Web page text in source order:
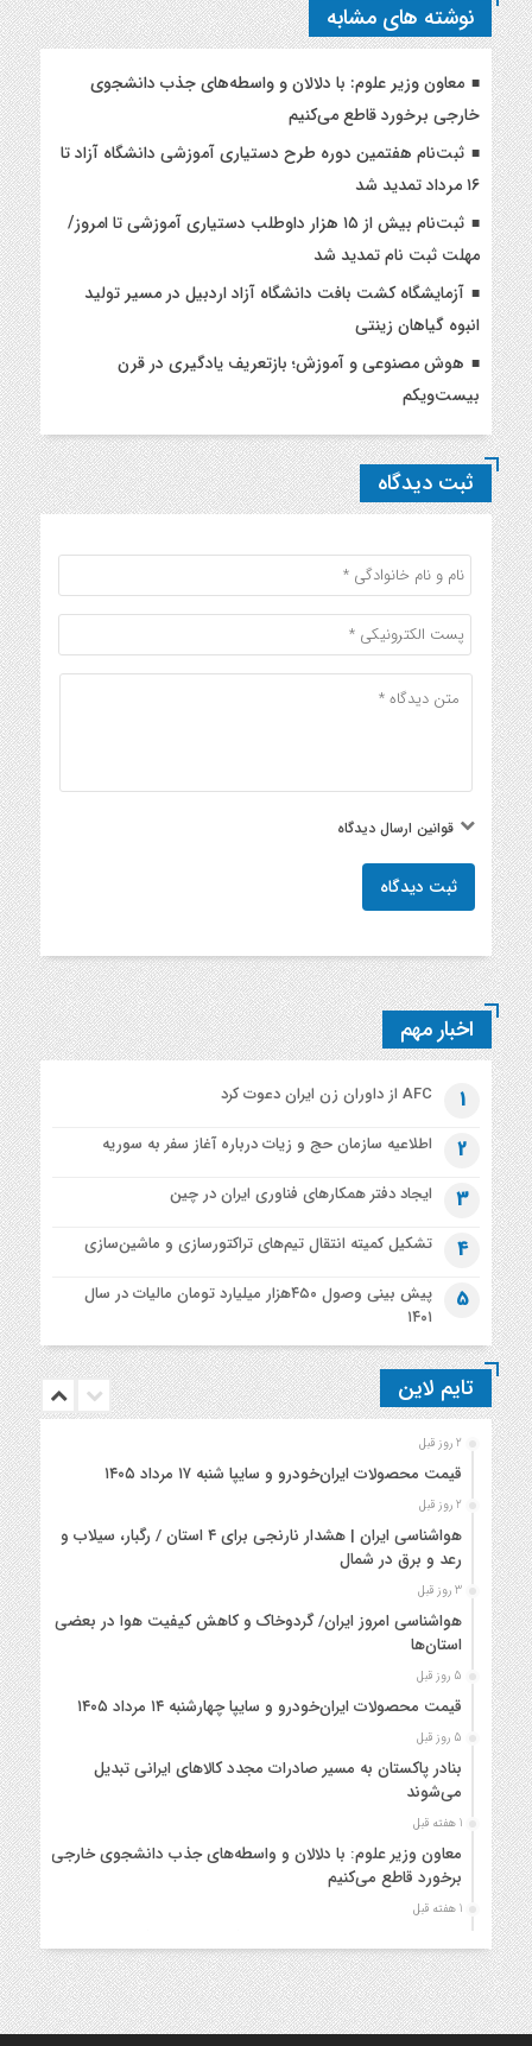
نوشته های مشابه
معاون وزیر علوم: با دلالان و واسطه‌های جذب دانشجوی
خارجی برخورد قاطع می‌کنیم
ثبت‌نام هفتمین دوره طرح دستیاری آموزشی دانشگاه آزاد تا
۱۶ مرداد تمدید شد
ثبت‌نام بیش از ۱۵ هزار داوطلب دستیاری آموزشی تا امروز/
مهلت ثبت نام تمدید شد
آزمایشگاه کشت بافت دانشگاه آزاد اردبیل در مسیر تولید
انبوه گیاهان زینتی
هوش مصنوعی و آموزش؛ بازتعریف یادگیری در قرن
بیست‌ویکم
ثبت دیدگاه
قوانین ارسال دیدگاه
ثبت دیدگاه
اخبار مهم
1 AFC از داوران زن ایران دعوت کرد
2 اطلاعیه‌ سازمان حج و زیات درباره آغاز سفر به سوریه
3 ایجاد دفتر همکارهای فناوری ایران در چین
4 تشکیل کمیته انتقال تیم‌های تراکتورسازی و ماشین‌سازی
5
پیش بینی وصول ۴۵۰هزار میلیارد تومان مالیات در سال
۱۴۰۱
تایم لاین
2 روز قبل
قیمت محصولات ایران‌خودرو و سایپا شنبه ۱۷ مرداد ۱۴۰۵
2 روز قبل
هواشناسی ایران | هشدار نارنجی برای ۴ استان / رگبار، سیلاب و
رعد و برق در شمال
3 روز قبل
هواشناسی امروز ایران/ گردوخاک و کاهش کیفیت هوا در بعضی
استان‌ها
5 روز قبل
قیمت محصولات ایران‌خودرو و سایپا چهارشنبه ۱۴ مرداد ۱۴۰۵
5 روز قبل
بنادر پاکستان به مسیر صادرات مجدد کالاهای ایرانی تبدیل
می‌شوند
1 هفته قبل
معاون وزیر علوم: با دلالان و واسطه‌های جذب دانشجوی خارجی
برخورد قاطع می‌کنیم
1 هفته قبل
است
1 هفته قبل
ثبت‌نام هفتمین دوره طرح دستیاری آموزشی دانشگاه آزاد تا ۱۶